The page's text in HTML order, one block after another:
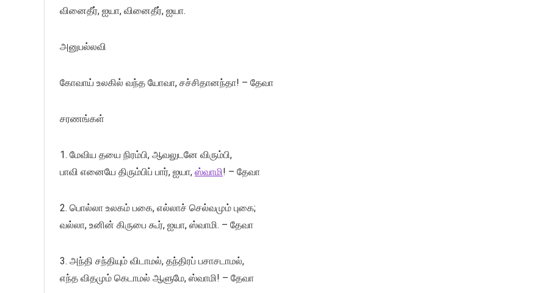
வினைதீர், ஐயா, வினைதீர், ஐயா.
அனுபல்லவி
கோவாய் உலகில் வந்த யோவா, சச்சிதானந்தா! – தேவா
சரணங்கள்
1. மேவிய தயை நிரம்பி, ஆவலுடனே விரும்பி,
பாவி எனையே திரும்பிப் பார், ஐயா, ஸ்வாமி! – தேவா
2. பொல்லா உலகம் பகை, எல்லாச் செல்வமும் புகை;
வல்லா, உனின் கிருபை கூர், ஐயா, ஸ்வாமி. – தேவா
3. அந்தி சந்தியும் விடாமல், தந்திரப் பசாசடாமல்,
எந்த விதமும் கெடாமல் ஆளுமே, ஸ்வாமி! – தேவா